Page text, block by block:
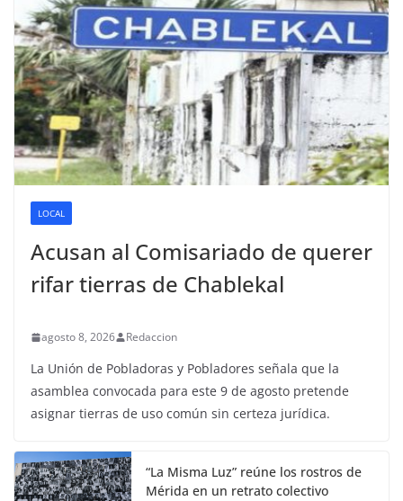
LOCAL
Acusan al Comisariado de querer
rifar tierras de Chablekal
agosto 8, 2026 Redaccion
La Unión de Pobladoras y Pobladores señala que la
asamblea convocada para este 9 de agosto pretende
asignar tierras de uso común sin certeza jurídica.
“La Misma Luz” reúne los rostros de
Mérida en un retrato colectivo